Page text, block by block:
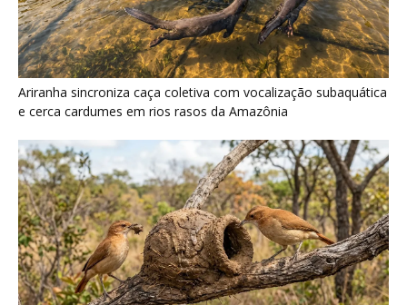
Ariranha sincroniza caça coletiva com vocalização subaquática
e cerca cardumes em rios rasos da Amazônia